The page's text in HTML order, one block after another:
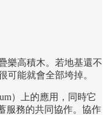
樂高積木。若地基還不
可能就會全部垮掉。
）上的應用，同時它
服務的共同協作。協作